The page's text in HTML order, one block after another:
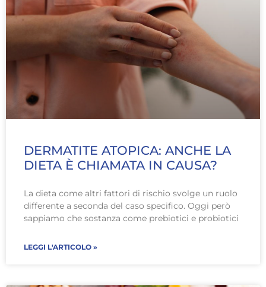
DERMATITE ATOPICA: ANCHE LA
DIETA È CHIAMATA IN CAUSA?
La dieta come altri fattori di rischio svolge un ruolo
differente a seconda del caso specifico. Oggi però
sappiamo che sostanza come prebiotici e probiotici
LEGGI L'ARTICOLO »